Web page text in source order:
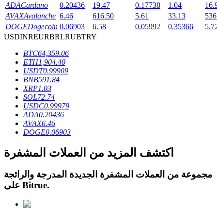
القروض
خدمة الاقتراض المدعومة بالعملات المشفرة
ADACardano 0.20436 19.47 0.17738 1.04
AVAXAvalanche 6.46 616.50 5.61 33.13
DOGEDogecoin 0.06903 6.58 0.05992 0.35366
USDINREURBRLRUBTRY
BTC64,359.06
ETH1,904.40
USDT0.99909
BNB591.84
XRP1.03
SOL72.74
USDC0.99979
ADA0.20436
AVAX6.46
DOGE0.06903
اكتشف المزيد من العملات المشفرة
مجموعة من العملات المشفرة الجديدة المدرجة والرائجة
Bitrue.